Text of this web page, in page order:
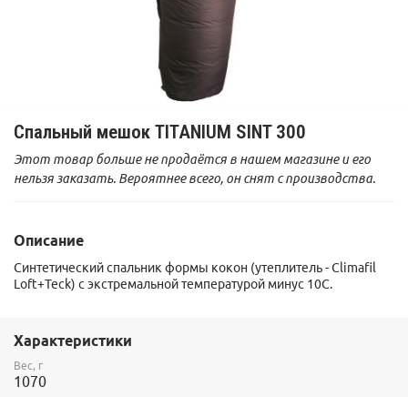
Спальный мешок TITANIUM SINT 300
Этот товар больше не продаётся в нашем магазине и его
нельзя заказать. Вероятнее всего, он снят с производства.
Описание
Синтетический спальник формы кокон (утеплитель - Climafil
Loft+Teck) с экстремальной температурой минус 10С.
Характеристики
Вес, г
1070